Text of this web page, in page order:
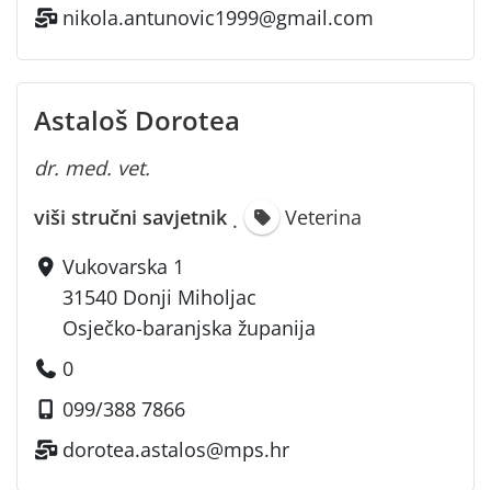
nikola.antunovic1999@gmail.com
Astaloš Dorotea
dr. med. vet.
viši stručni savjetnik ·
Veterina
Vukovarska 1
31540 Donji Miholjac
Osječko-baranjska županija
0
099/388 7866
dorotea.astalos@mps.hr